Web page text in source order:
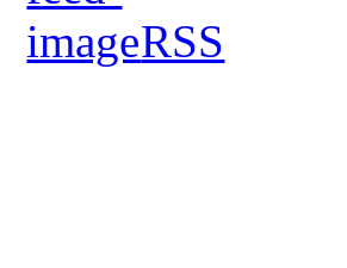
RSS